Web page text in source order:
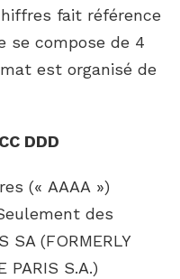
fait référence
se compose de 4
est organisé de
DDD
(« AAAA »)
des
SA (FORMERLY
PARIS S.A.)